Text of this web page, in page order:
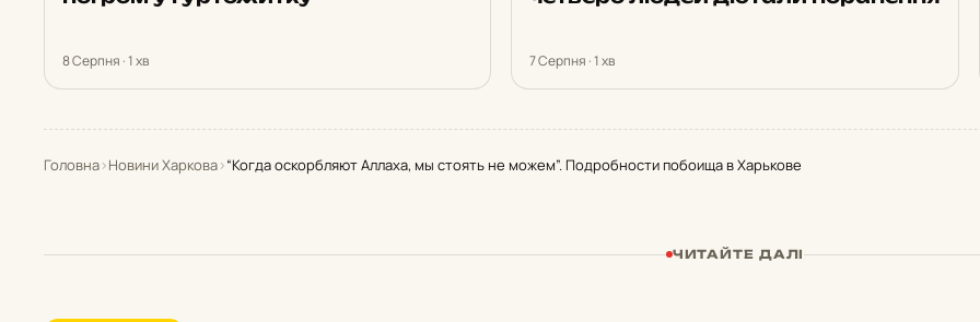
8 Серпня · 1 хв 7 Серпня · 1 хв
Головна›Новини Харкова›“Когда оскорбляют Аллаха, мы стоять не можем”. Подробности побоища в Харькове
ЧИТАЙТЕ ДАЛІ